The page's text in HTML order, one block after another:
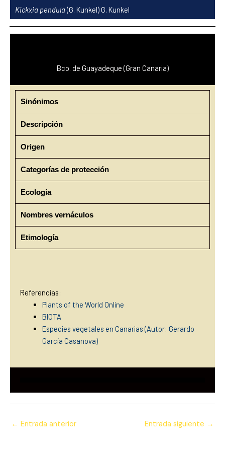
contenido
Kickxia pendula(G. Kunkel) G. Kunkel
Bco. de Guayadeque (Gran Canaria)
Sinónimos
Descripción
Origen
Categorías de protección
Ecología
Nombres vernáculos
Etimología
Referencias:
Plants of the World Online
BIOTA
Especies vegetales en Canarias (Autor: Gerardo
García Casanova)
← Entrada anterior Entrada siguiente →